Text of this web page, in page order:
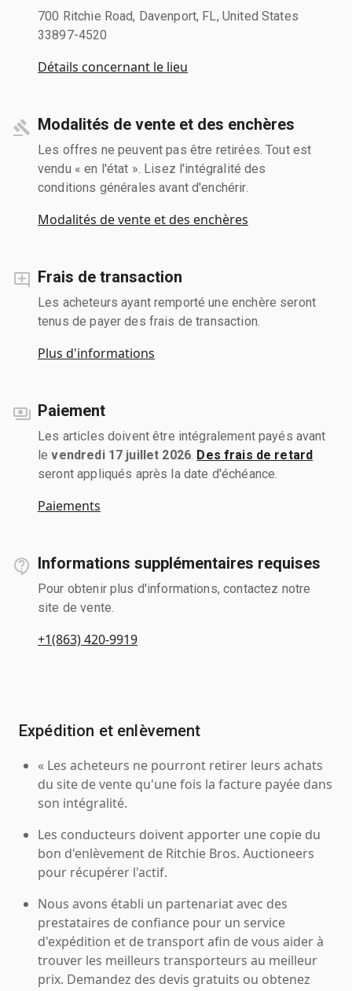
700 Ritchie Road, Davenport, FL, United States
33897-4520
Détails concernant le lieu
Modalités de vente et des enchères
Les offres ne peuvent pas être retirées. Tout est
vendu « en l'état ». Lisez l'intégralité des
conditions générales avant d'enchérir.
Modalités de vente et des enchères
Frais de transaction
Les acheteurs ayant remporté une enchère seront
tenus de payer des frais de transaction.
Plus d'informations
Paiement
Les articles doivent être intégralement payés avant
levendredi 17 juillet 2026 Des frais de retard
seront appliqués après la date d'échéance.
Paiements
Informations supplémentaires requises
Pour obtenir plus d'informations, contactez notre
site de vente.
+1(863) 420-9919
Expédition et enlèvement
« Les acheteurs ne pourront retirer leurs achats
du site de vente qu'une fois la facture payée dans
son intégralité.
Les conducteurs doivent apporter une copie du
bon d'enlèvement de Ritchie Bros. Auctioneers
pour récupérer l'actif.
Nous avons établi un partenariat avec des
prestataires de confiance pour un service
d'expédition et de transport afin de vous aider à
trouver les meilleurs transporteurs au meilleur
prix. Demandez des devis gratuits ou obtenez